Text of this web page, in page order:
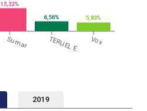
Sumar TERUEL E. Vox
15,32%
6,56% 5,83%
2019